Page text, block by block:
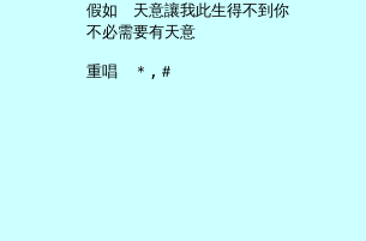
     假如　天意讓我此生得不到你
     不必需要有天意